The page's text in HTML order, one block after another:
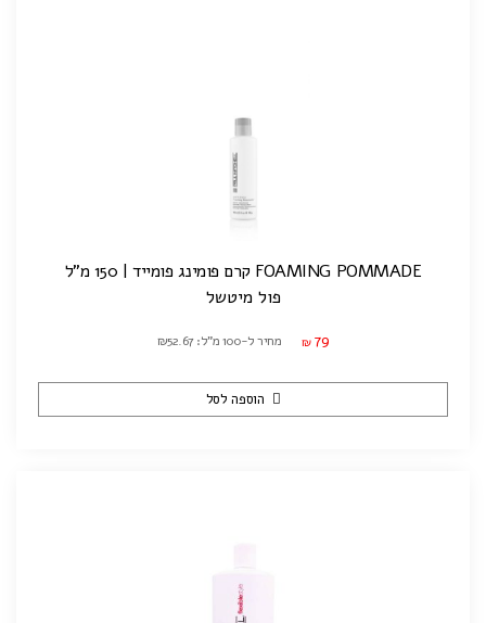
FOAMING POMMADE קרם פומינג פומייד | 150 מ"ל
פול מיטשל
₪ 79 מחיר ל-100 מ"ל: ₪52.67
הוספה לסל